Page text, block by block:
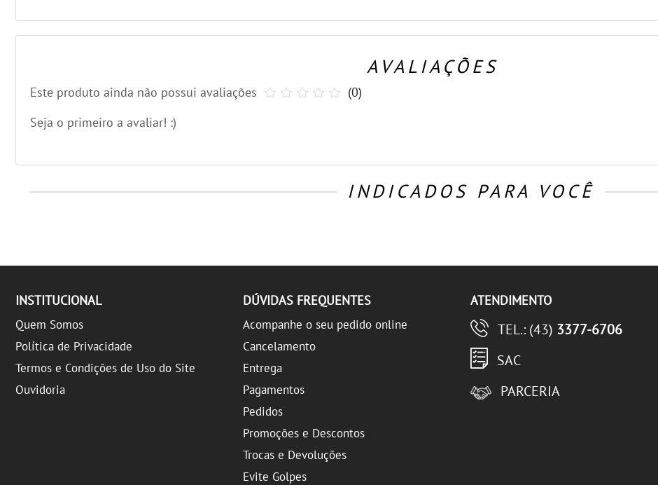
AVALIAÇÕES
Este produto ainda não possui avaliações
Seja o primeiro a avaliar! :)
(0)
INDICADOS PARA VOCÊ
INSTITUCIONAL
Quem Somos
Política de Privacidade
Termos e Condições de Uso do Site
Ouvidoria
DÚVIDAS FREQUENTES
Acompanhe o seu pedido online
Cancelamento
Entrega
Pagamentos
Pedidos
Promoções e Descontos
Trocas e Devoluções
Evite Golpes
ATENDIMENTO
TEL.: (43) 3377-6706
SAC
PARCERIA